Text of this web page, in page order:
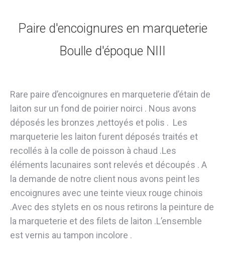
Paire d'encoignures en marqueterie
Boulle d'époque NIII
Rare paire d’encoignures en marqueterie d’étain de
laiton sur un fond de poirier noirci . Nous avons
déposés les bronzes ,nettoyés et polis . Les
marqueterie les laiton furent déposés traités et
recollés à la colle de poisson à chaud .Les
éléments lacunaires sont relevés et découpés . A
la demande de notre client nous avons peint les
encoignures avec une teinte vieux rouge chinois
.Avec des stylets en os nous retirons la peinture de
la marqueterie et des filets de laiton .L’ensemble
est vernis au tampon incolore .